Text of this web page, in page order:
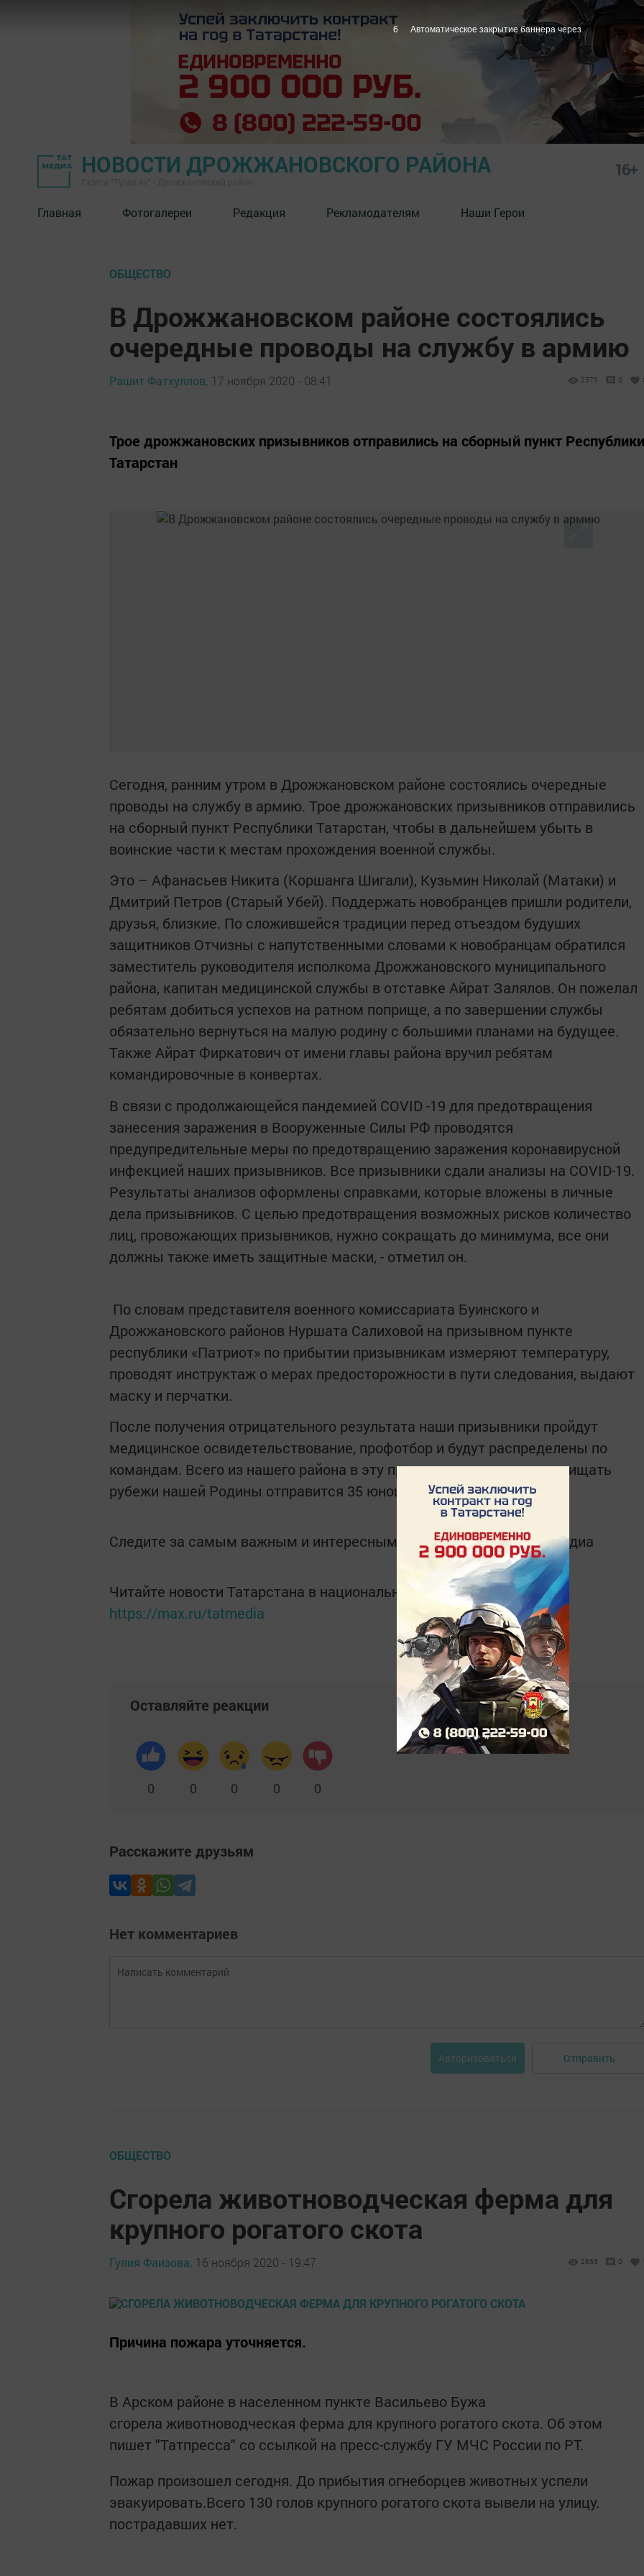
НОВОСТИ ДРОЖЖАНОВСКОГО РАЙОНА 16+
Главная Фотогалереи Редакция Рекламодателям Наши Герои
ОБЩЕСТВО
В Дрожжановском районе состоялись
очередные проводы на службу в армию
Рашит Фатхуллов, 17 ноября 2020 - 08:41 2575 0
Трое дрожжановских призывников отправились на сборный пункт Республики
Татарстан
Сегодня, ранним утром в Дрожжановском районе состоялись очередные
проводы на службу в армию. Трое дрожжановских призывников отправились
на сборный пункт Республики Татарстан, чтобы в дальнейшем убыть в
воинские части к местам прохождения военной службы.
Это – Афанасьев Никита (Коршанга Шигали), Кузьмин Николай (Матаки) и
Дмитрий Петров (Старый Убей). Поддержать новобранцев пришли родители,
друзья, близкие. По сложившейся традиции перед отъездом будуших
защитников Отчизны с напутственными словами к новобранцам обратился
заместитель руководителя исполкома Дрожжановского муниципального
района, капитан медицинской службы в отставке Айрат Залялов. Он пожелал
ребятам добиться успехов на ратном поприще, а по завершении службы
обязательно вернуться на малую родину с большими планами на будущее.
Также Айрат Фиркатович от имени главы района вручил ребятам
командировочные в конвертах.
В связи с продолжающейся пандемией COVID -19 для предотвращения
занесения заражения в Вооруженные Силы РФ проводятся
предупредительные меры по предотвращению заражения коронавирусной
инфекцией наших призывников. Все призывники сдали анализы на COVID-19.
Результаты анализов оформлены справками, которые вложены в личные
дела призывников. С целью предотвращения возможных рисков количество
лиц, провожающих призывников, нужно сокращать до минимума, все они
должны также иметь защитные маски, - отметил он.
По словам представителя военного комиссариата Буинского и
Дрожжановского районов Нуршата Салиховой на призывном пункте
республики «Патриот» по прибытии призывникам измеряют температуру,
проводят инструктаж о мерах предосторожности в пути следования, выдают
маску и перчатки.
После получения отрицательного результата наши призывники пройдут
медицинское освидетельствование, профотбор и будут распределены по
командам. Всего из нашего района в эту призывную кампанию защищать
рубежи нашей Родины отправится 35 юношей.
Следите за самым важным и интересным в Telegram-каналеТатмедиа
Читайте новости Татарстана в национальном мессенджере MАХ:
https://max.ru/tatmedia
Оставляйте реакции
0 0 0 0 0
Расскажите друзьям
Нет комментариев
Авторизоваться Отправить
ОБЩЕСТВО
Сгорела животноводческая ферма для
крупного рогатого скота
Гулия Фаизова, 16 ноября 2020 - 19:47 2863 0
Причина пожара уточняется.
В Арском районе в населенном пункте Васильево Бужа
сгорела животноводческая ферма для крупного рогатого скота. Об этом
пишет "Татпресса" со ссылкой на пресс-службу ГУ МЧС России по РТ.
Пожар произошел сегодня. До прибытия огнеборцев животных успели
эвакуировать.Всего 130 голов крупного рогатого скота вывели на улицу.
пострадавших нет.
5 Автоматическое закрытие баннера через